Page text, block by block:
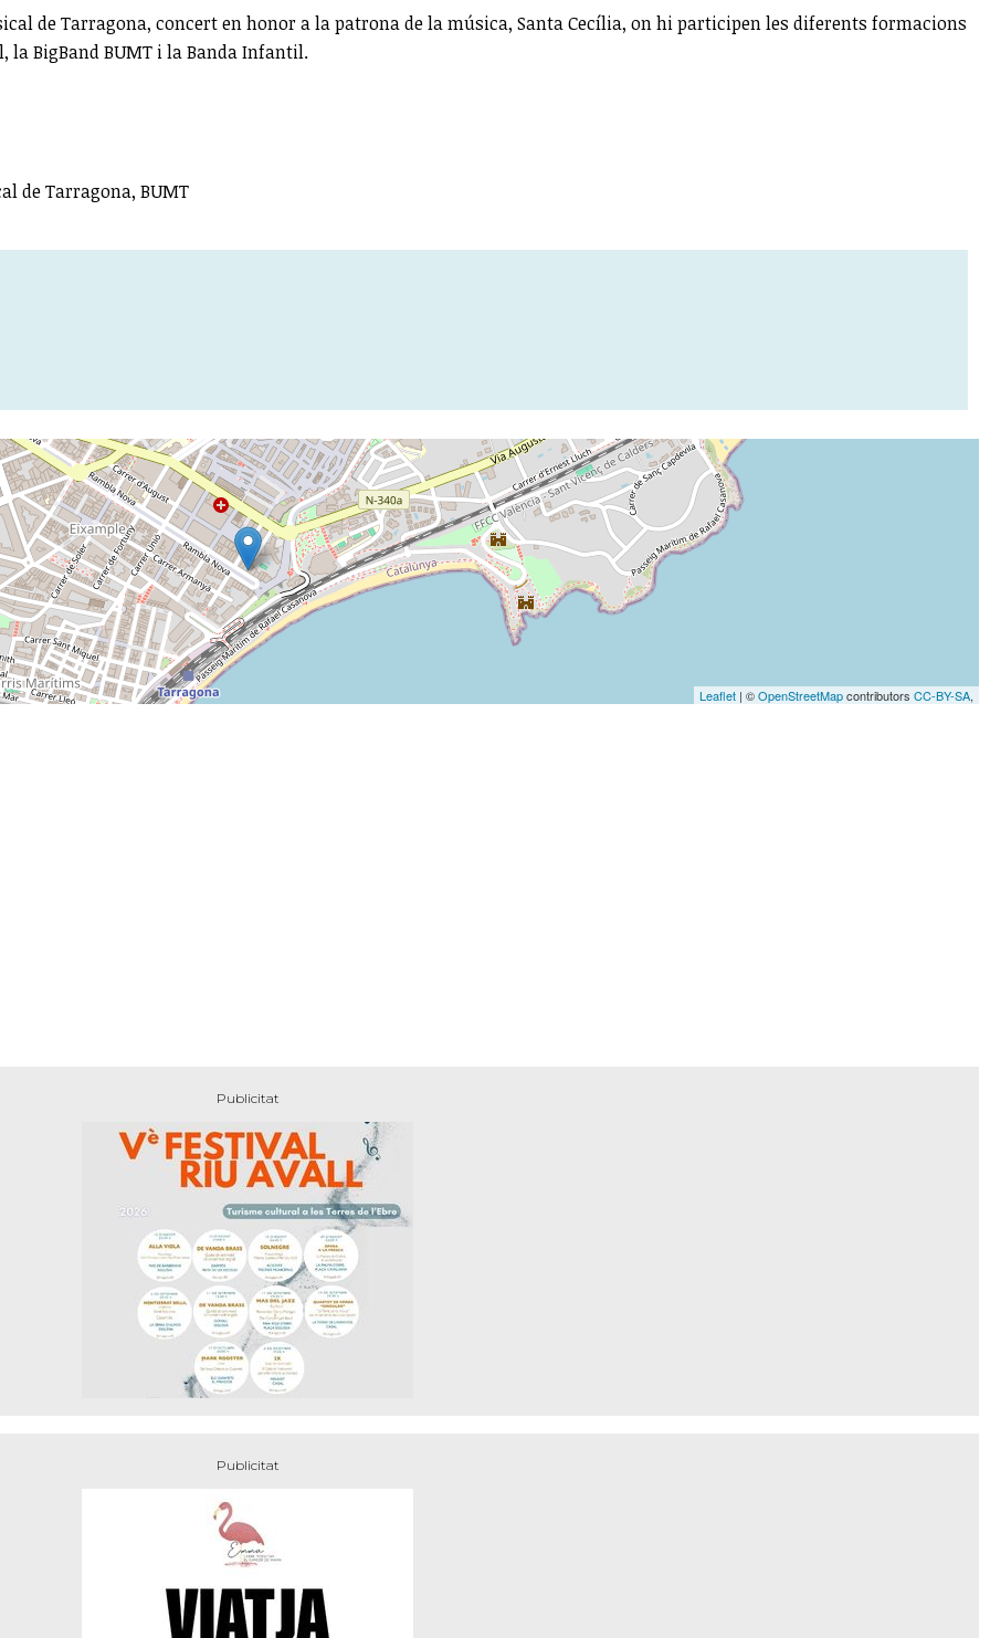
de Tarragona, concert en honor a la patrona de la música, Santa Cecília, on hi participen les diferents formacions
BigBand BUMT i la Banda Infantil.
de Tarragona, BUMT
Leaflet | ©OpenStreetMapcontributors CC-BY-SA,